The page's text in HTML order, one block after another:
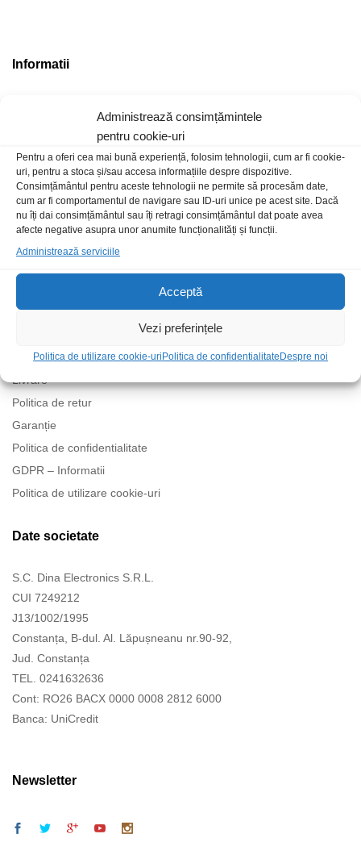
Administrează consimțămintele
pentru cookie-uri
Pentru a oferi cea mai bună experiență, folosim tehnologii, cum ar fi cookie-
uri, pentru a stoca și/sau accesa informațiile despre dispozitive.
Consimțământul pentru aceste tehnologii ne permite să procesăm date,
cum ar fi comportamentul de navigare sau ID-uri unice pe acest site. Dacă
nu îți dai consimțământul sau îți retragi consimțământul dat poate avea
afecte negative asupra unor anumite funcționalități și funcții.
Administrează serviciile
Acceptă
Vezi preferințele
Politica de utilizare cookie-uri Politica de confidentialitate Despre noi
Informatii
Politici
Termeni și condiții
Livrare
Politica de retur
Garanție
Politica de confidentialitate
GDPR – Informatii
Politica de utilizare cookie-uri
Date societate
S.C. Dina Electronics S.R.L.
CUI 7249212
J13/1002/1995
Constanța, B-dul. Al. Lăpușneanu nr.90-92,
Jud. Constanța
TEL. 0241632636
Cont: RO26 BACX 0000 0008 2812 6000
Banca: UniCredit
Newsletter